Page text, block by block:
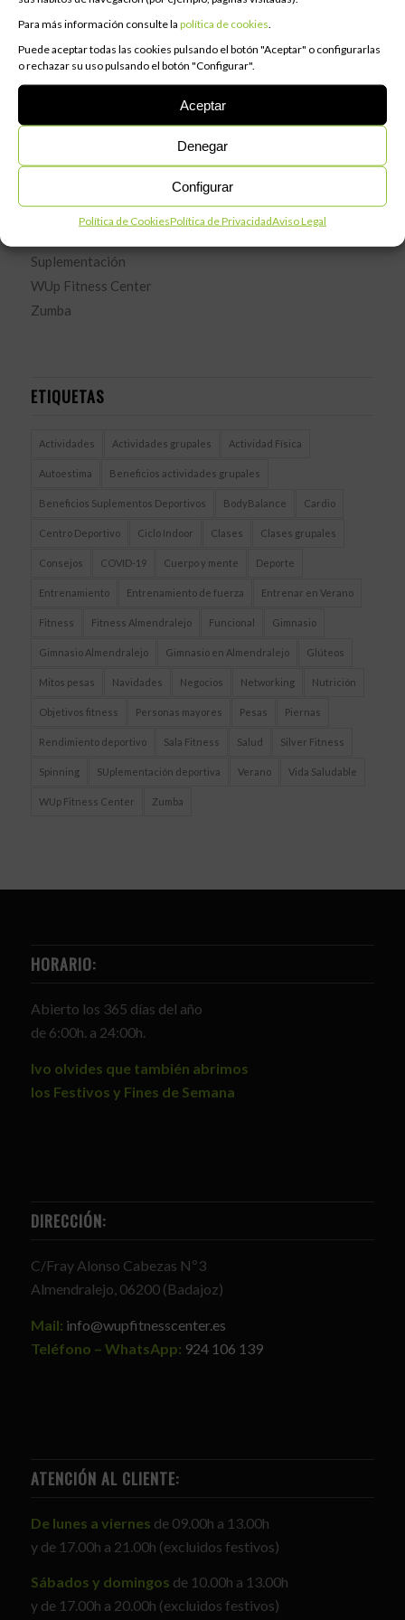
Para más información consulte la política de cookies
Puede aceptar todas las cookies pulsando el botón "Aceptar" o configurarlas
o rechazar su uso pulsando el botón "Configurar".
Aceptar
Denegar
Configurar
Política de CookiesPolítica de PrivacidadAviso Legal
Entrenamiento
Suplementación
WUp Fitness Center
Zumba
ETIQUETAS
Actividades Actividades grupales Actividad Física
Autoestima Beneficios actividades grupales
Beneficios Suplementos Deportivos BodyBalance Cardio
Centro Deportivo Ciclo Indoor Clases Clases grupales
Consejos COVID-19 Cuerpo y mente Deporte
Entrenamiento Entrenamiento de fuerza Entrenar en Verano
Fitness Fitness Almendralejo Funcional Gimnasio
Gimnasio Almendralejo Gimnasio en Almendralejo Glúteos
Mitos pesas Navidades Negocios Networking Nutrición
Objetivos fitness Personas mayores Pesas Piernas
Rendimiento deportivo Sala Fitness Salud Silver Fitness
Spinning SUplementación deportiva Verano Vida Saludable
WUp Fitness Center Zumba
HORARIO:
Abierto los 365 días del año
de 6:00h. a 24:00h.
Ivo olvides que también abrimos
los Festivos y Fines de Semana
DIRECCIÓN:
C/Fray Alonso Cabezas Nº3
Almendralejo, 06200 (Badajoz)
Mail: info@wupfitnesscenter.es
Teléfono – WhatsApp: 924 106 139
ATENCIÓN AL CLIENTE:
De lunes a viernes de 09.00h a 13.00h
y de 17.00h a 21.00h (excluidos festivos)
Sábados y domingos de 10.00h a 13.00h
y de 17.00h a 20.00h (excluidos festivos)